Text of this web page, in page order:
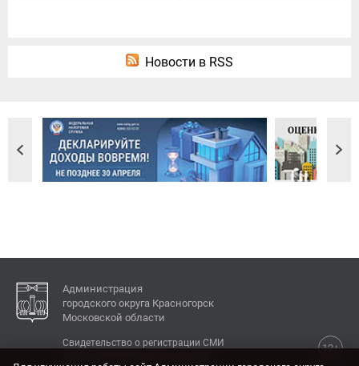
Новости в RSS
Администрация
городского округа Красногорск
Московской области
12+
Свидетельство о регистрации СМИ